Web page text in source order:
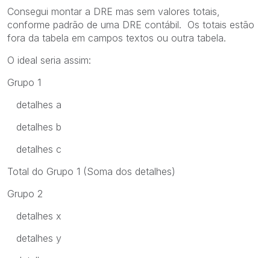
Consegui montar a DRE mas sem valores totais,
conforme padrão de uma DRE contábil. Os totais estão
fora da tabela em campos textos ou outra tabela.
O ideal seria assim:
Grupo 1
detalhes a
detalhes b
detalhes c
Total do Grupo 1 (Soma dos detalhes)
Grupo 2
detalhes x
detalhes y